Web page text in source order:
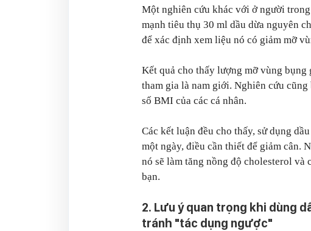
Một nghiên cứu khác với ở người
mạnh tiêu thụ 30 ml dầu dừa nguyên
để xác định xem liệu nó có giảm mỡ
Kết quả cho thấy lượng mỡ vùng
tham gia là nam giới. Nghiên cứu
số BMI của các cá nhân.
Các kết luận đều cho thấy, sử dụng
một ngày, điều cần thiết để giảm cân.
nó sẽ làm tăng nồng độ cholesterol và
bạn.
2. Lưu ý quan trọng khi dùng
tránh "tác dụng ngược"